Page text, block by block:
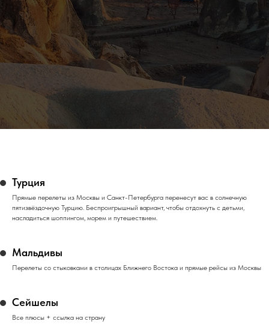
Турция
Прямые перелеты из Москвы и Санкт-Петербурга перенесут вас в солнечную
пятизвёздочную Турцию. Беспроигрышный вариант, чтобы отдохнуть с детьми,
насладиться шоппингом, морем и путешествием.
Мальдивы
Перелеты со стыковками в столицах Ближнего Востока и прямые рейсы из Москвы
Сейшелы
Все плюсы + ссылка на страну